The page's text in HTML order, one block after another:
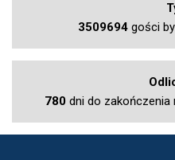
3509694 gości
780dni do zakończenia